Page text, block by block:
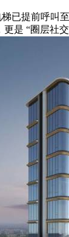
提前呼叫至
是 “圈层社